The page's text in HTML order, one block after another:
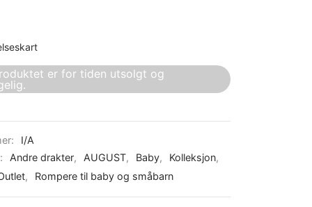
er for tiden utsolgt og
I/A
Andre drakter, AUGUST, Baby, Kolleksjon,
, Rompere til baby og småbarn